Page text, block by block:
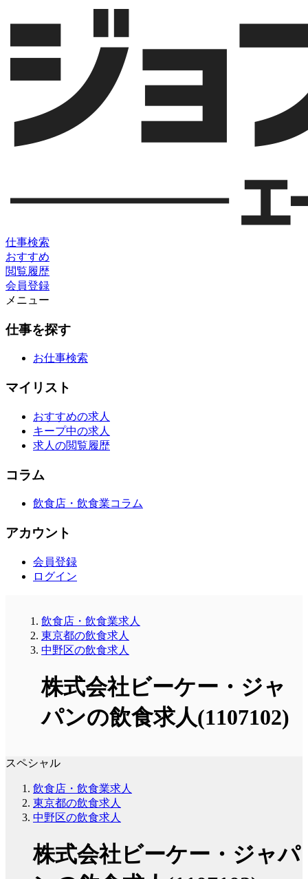
仕事検索
おすすめ
閲覧履歴
会員登録
メニュー
仕事を探す
お仕事検索
マイリスト
おすすめの求人
キープ中の求人
求人の閲覧履歴
コラム
飲食店・飲食業コラム
アカウント
会員登録
ログイン
飲食店・飲食業求人
東京都の飲食求人
中野区の飲食求人
株式会社ビーケー・ジャ
パンの飲食求人(1107102)
スペシャル
飲食店・飲食業求人
東京都の飲食求人
中野区の飲食求人
株式会社ビーケー・ジャパ